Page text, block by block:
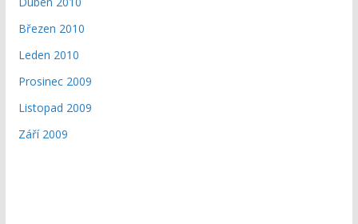
Březen 2010
Leden 2010
Prosinec 2009
Listopad 2009
Září 2009